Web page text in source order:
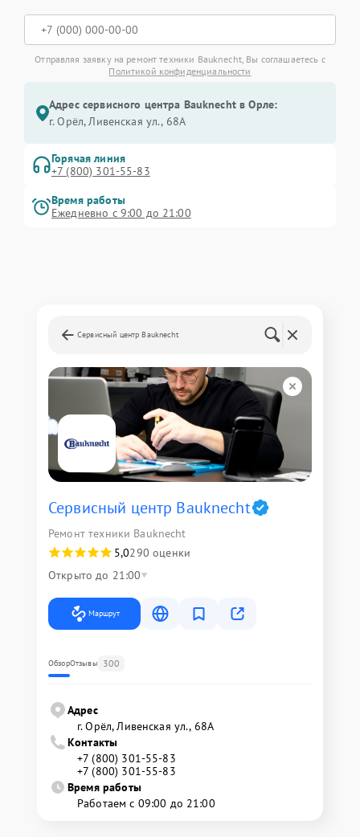
Отправляя заявку на ремонт техники Bauknecht, Вы соглашаетесь с
Политикой конфиденциальности
Адрес сервисного центра Bauknecht в Орле:
г. Орёл, Ливенская ул., 68А
Горячая линия
+7 (800) 301-55-83
Время работы
Ежедневно с 9:00 до 21:00
Сервисный центр Bauknecht
Сервисный центр Bauknecht
Ремонт техники Bauknecht
5,0290 оценки
Открыто до 21:00
Маршрут
ОбзорОтзывы 300
Адрес
г. Орёл, Ливенская ул., 68А
Контакты
+7 (800) 301-55-83
+7 (800) 301-55-83
Время работы
Работаем с 09:00 до 21:00